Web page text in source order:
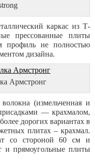
каркас из Т-
прессованные плиты
профиль не полностью
дизайна.
Армстронг
(измельченная и
— крахмалом,
дорогих вариантах в
плитах – крахмал.
со стороной 60 см и
прямоугольные плиты